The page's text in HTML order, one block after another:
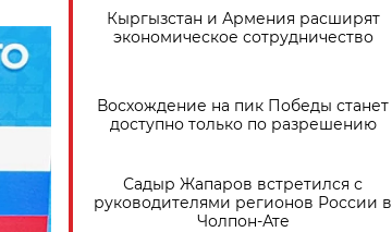
Кыргызстан и Армения расширят
экономическое сотрудничество
Восхождение на пик Победы станет
доступно только по разрешению
Садыр Жапаров встретился с
руководителями регионов России в
Чолпон-Ате